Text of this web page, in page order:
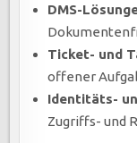
DMS-
Ticket- und
offener
Identitäts-
Zugriffs- und